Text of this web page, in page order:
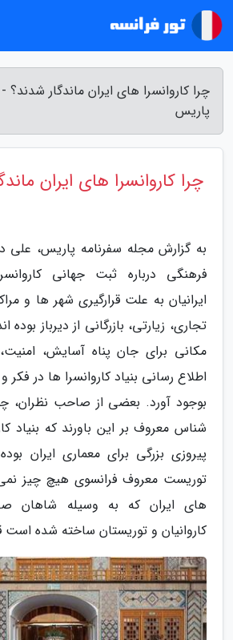
چرا کاروانسرا های ایران ماندگار
پاریس
چرا کاروانسرا های ایران
به گزارش مجله سفرنامه پاریس، علی
فرهنگی درباره ثبت جهانی
ایرانیان به علت قرارگیری شهر ها و
تجاری، زیارتی، بازرگانی از دیرباز
مکانی برای جان پناه آسایش،
اطلاع رسانی بنیاد کاروانسرا ها در فکر
بوجود آورد. بعضی از صاحب نظران،
شناس معروف بر این باورند که بنیاد
پیروزی بزرگی برای معماری ایران
توریست معروف فرانسوی هیچ چیز نمی
های ایران که به وسیله شاهان
کاروانیان و توریستان ساخته شده است